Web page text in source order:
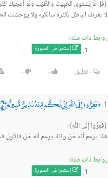
‏لا يغرنك الباطل بكثرة سالكيه ولا يوحشنك
روابط ذات صلة:
إستعراض الصورة
٠تعليق ٠ ٠
﴿فَفِرُّوا إِلَى اللَّهِ إِنِّي لَكُم مِّنْهُ نَذِيرٌ مُّبِينٌ ﴿٥٠﴾
‏هذا يزعم أنه حُرّ، وذاك يزعم أنه حُرّ، فالأول
روابط ذات صلة:
إستعراض الصورة